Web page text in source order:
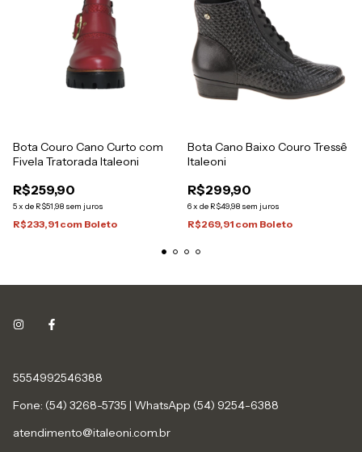
Bota Couro Cano Curto com
Fivela Tratorada Italeoni
R$259,90
5x de R$51,98 sem juros
R$233,91 com Boleto
Bota Cano Baixo Couro Tressê
Italeoni
R$299,90
6x de R$49,98 sem juros
R$269,91 com Boleto
5554992546388
Fone: (54) 3268-5735 | WhatsApp (54) 9254-6388
atendimento@italeoni.com.br